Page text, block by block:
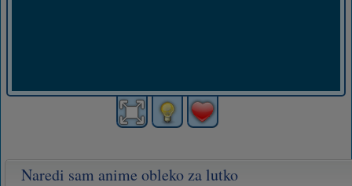
Naredi sam anime obleko za lutko